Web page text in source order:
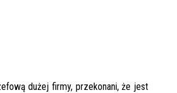
dużej firmy, przekonani, że jest